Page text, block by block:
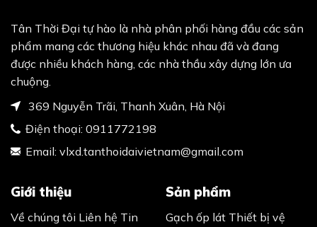
Tân Thời Đại tự hào là nhà phân phối hàng đầu các sản
phẩm mang các thương hiệu khác nhau đã và đang
được nhiều khách hàng, các nhà thầu xây dựng lớn ưa
chuộng.
369 Nguyễn Trãi, Thanh Xuân, Hà Nội
Điện thoại: 0911772198
Email: vlxd.tanthoidaivietnam@gmail.com
Giới thiệu
Về chúng tôi Liên hệ Tin
Sản phẩm
Gạch ốp lát Thiết bị vệ